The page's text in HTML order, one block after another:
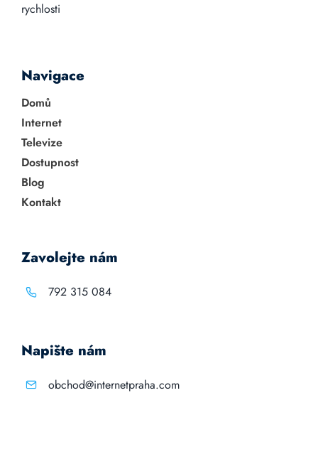
rychlosti
Navigace
Domů
Internet
Televize
Dostupnost
Blog
Kontakt
Zavolejte nám
792 315 084
Napište nám
obchod@internetpraha.com